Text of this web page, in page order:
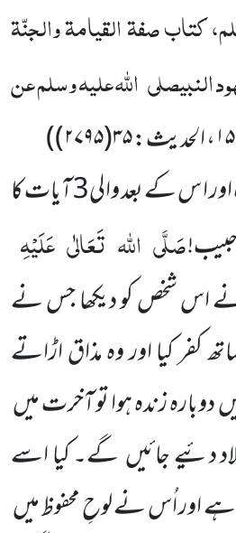
کتاب صفۃ القیامۃ والجنّۃ
النبیصلی اللہ علیہ وسلم عن
، الحدیث:۳۵(۲۷۹۵)
)
چنانچہ اس آیت اور ا س کے بعد والی3 آیات کا
صَلَّی اللہ تَعَالٰی عَلَیْہِ
اس شخص کو دیکھا جس نے
کفر کیا اور وہ مذاق اڑاتے
دوبارہ زندہ ہوا تو آخرت میں
دئیے جائیں گے۔ کیا اسے
اور اُس نے لوحِ محفوظ میں